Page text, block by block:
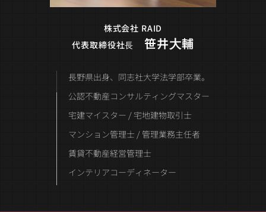
株式会社 RAID
代表取締役社⻑
笹井⼤輔
長野県出身、同志社大学法学部卒業。
公認不動産コンサルティングマスター
宅建マイスター / 宅地建物取引士
マンション管理士 / 管理業務主任者
賃貸不動産経営管理士
インテリアコーディネーター